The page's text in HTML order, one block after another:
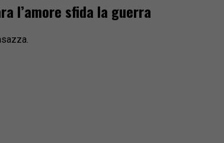
l’amore sfida la guerra